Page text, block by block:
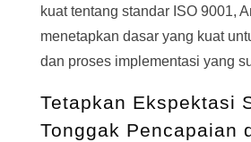
kuat tentang standar ISO 9001,
menetapkan dasar yang kuat
dan proses implementasi yang
Tetapkan Ekspektasi
Tonggak Pencapaian